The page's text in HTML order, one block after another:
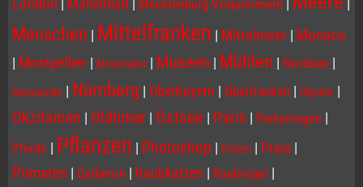
London | Marienbad | Mecklenburg-Vorpommern | |
Menschen | Mittelfranken | Mittelmeer | Monaco
| Montpellier | Motorräder | Museen | Mühlen | Nordsee |
Normandie | Nürnberg | Oberbayern | Oberfranken | Objekte |
Okzitanien | Oldtimer | Ostsee | Paris | Parkanlagen |
Pferde | Pflanzen | Photoshop | Polizei | Praia |
Primaten | Quiberon | Raubkatzen | Raubvögel |